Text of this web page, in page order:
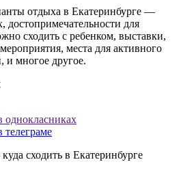
отдыха в Екатеринбурге —
достопримечательности для
сходить с ребенком, выставки,
места для активного
и многое другое.
однокласниках
телеграме
сходить в Екатеринбурге